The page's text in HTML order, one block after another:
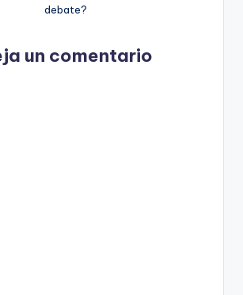
debate?
un comentario